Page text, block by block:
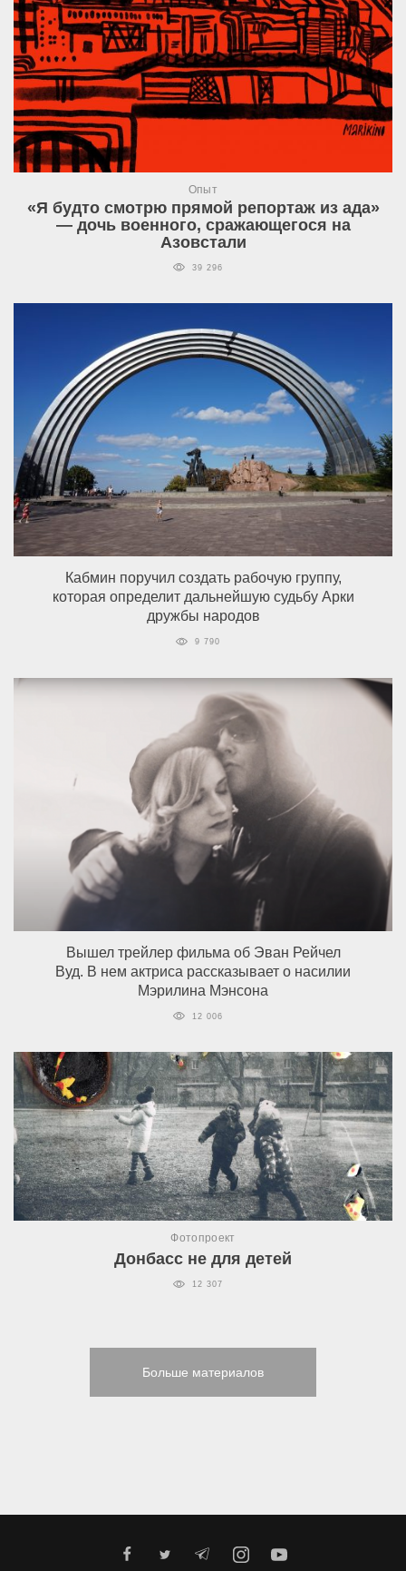
Опыт
«Я будто смотрю прямой репортаж из ада»
— дочь военного, сражающегося на
Азовстали
39 296
Кабмин поручил создать рабочую группу,
которая определит дальнейшую судьбу Арки
дружбы народов
9 790
Вышел трейлер фильма об Эван Рейчел
Вуд. В нем актриса рассказывает о насилии
Мэрилина Мэнсона
12 006
Фотопроект
Донбасс не для детей
12 307
Больше материалов